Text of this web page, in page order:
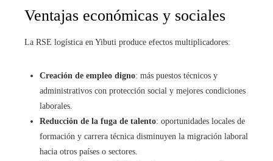
Ventajas económicas y sociales
La RSE logística en Yibuti produce efectos multiplicadores:
Creación de empleo digno: más puestos técnicos y
administrativos con protección social y mejores condiciones
laborales.
Reducción de la fuga de talento: oportunidades locales de
formación y carrera técnica disminuyen la migración laboral
hacia otros países o sectores.